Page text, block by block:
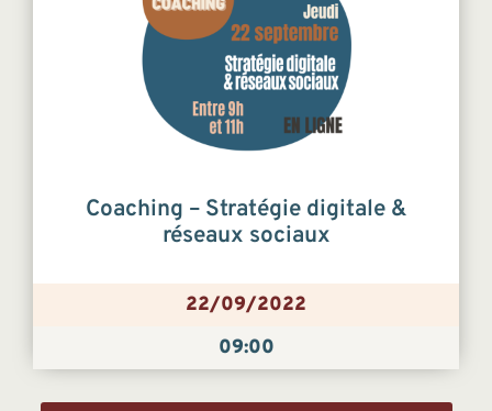
Coaching – Stratégie digitale &
réseaux sociaux
22/09/2022
09:00